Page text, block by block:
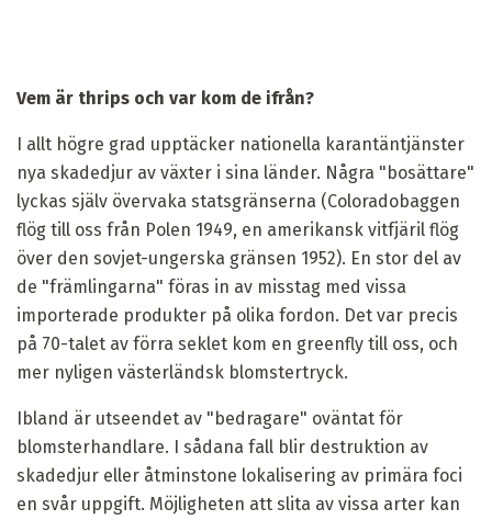
Vem är thrips och var kom de ifrån?
I allt högre grad upptäcker nationella karantäntjänster
nya skadedjur av växter i sina länder. Några "bosättare"
lyckas själv övervaka statsgränserna (Coloradobaggen
flög till oss från Polen 1949, en amerikansk vitfjäril flög
över den sovjet-ungerska gränsen 1952). En stor del av
de "främlingarna" föras in av misstag med vissa
importerade produkter på olika fordon. Det var precis
på 70-talet av förra seklet kom en greenfly till oss, och
mer nyligen västerländsk blomstertryck.
Ibland är utseendet av "bedragare" oväntat för
blomsterhandlare. I sådana fall blir destruktion av
skadedjur eller åtminstone lokalisering av primära foci
en svår uppgift. Möjligheten att slita av vissa arter kan